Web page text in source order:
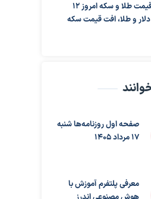
قیمت دلار،قیمت طلا و سکه امروز ۱۲
و طلا، افت قیمت سکه
صفحه اول روزنامه‌ها شنبه
17 مرداد 1405
معرفی پلتفرم آموزش با